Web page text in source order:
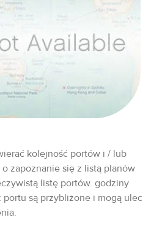
kolejność portów i / lub
zapoznanie się z listą planów
listę portów. godziny
portu są przybliżone i mogą ulec